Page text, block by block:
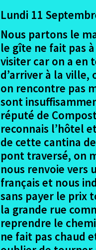
Lundi 11
Nous partons le
le gîte ne fait pas
visiter car on a en
d’arriver à la ville,
on rencontre pas
sont
réputé de
reconnais l’hôtel
de cette cantina
pont traversé, on
nous renvoie vers
français et nous
sans payer le prix
la grande rue
reprendre le
ne fait pas chaud